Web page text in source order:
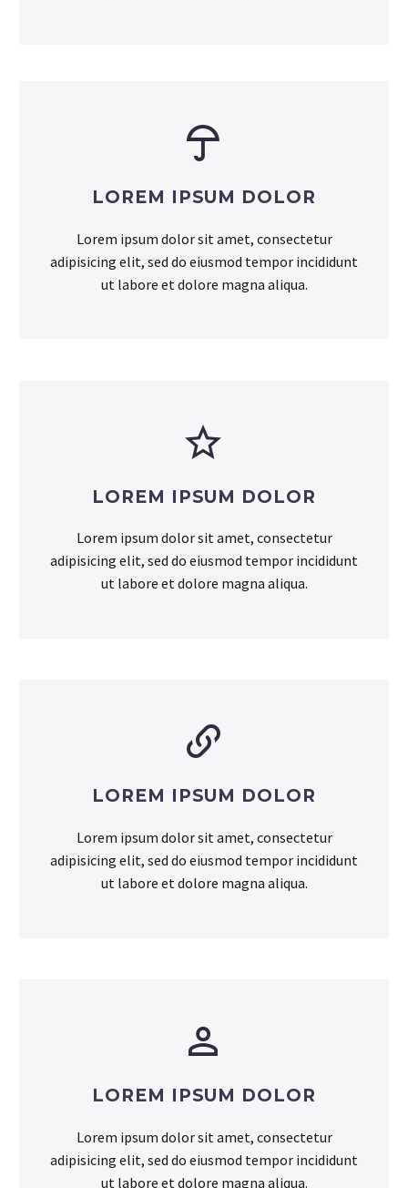


LOREM IPSUM DOLOR
Lorem ipsum dolor sit amet, consectetur
adipisicing elit, sed do eiusmod tempor incididunt
ut labore et dolore magna aliqua.


LOREM IPSUM DOLOR
Lorem ipsum dolor sit amet, consectetur
adipisicing elit, sed do eiusmod tempor incididunt
ut labore et dolore magna aliqua.


LOREM IPSUM DOLOR
Lorem ipsum dolor sit amet, consectetur
adipisicing elit, sed do eiusmod tempor incididunt
ut labore et dolore magna aliqua.


LOREM IPSUM DOLOR
Lorem ipsum dolor sit amet, consectetur
adipisicing elit, sed do eiusmod tempor incididunt
ut labore et dolore magna aliqua.